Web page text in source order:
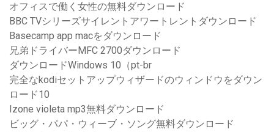
オフィスで働く女性の無料ダウンロード
BBC TVシリーズサイレントアワートレントダウンロード
Basecamp app macをダウンロード
兄弟ドライバーMFC 2700ダウンロード
ダウンロードWindows 10（pt-br
完全なkodiセットアップウィザードのウィンドウをダウン
ロード10
Izone violeta mp3無料ダウンロード
ビッグ・パパ・ウィーブ・ソング無料ダウンロード